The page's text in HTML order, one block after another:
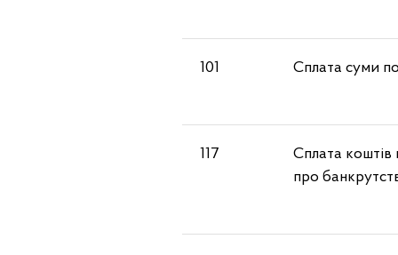
101 Сплата суми
117
Сплата коштів
про